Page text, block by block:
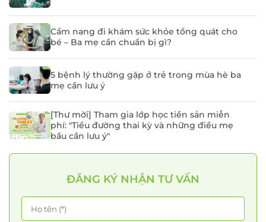
Cẩm nang đi khám sức khỏe tổng quát cho
bé – Ba mẹ cần chuẩn bị gì?
5 bệnh lý thường gặp ở trẻ trong mùa hè ba
mẹ cần lưu ý
[Thư mời] Tham gia lớp học tiền sản miễn
phí: "Tiểu đường thai kỳ và những điều mẹ
bầu cần lưu ý"
ĐĂNG KÝ NHẬN TƯ VẤN